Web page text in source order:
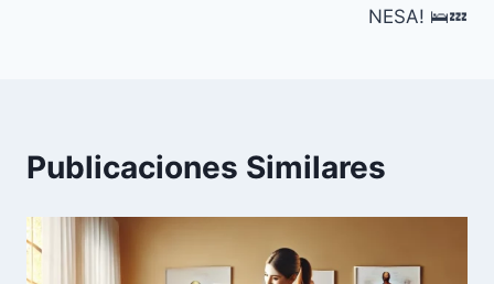
NESA! 🛌💤
Publicaciones Similares